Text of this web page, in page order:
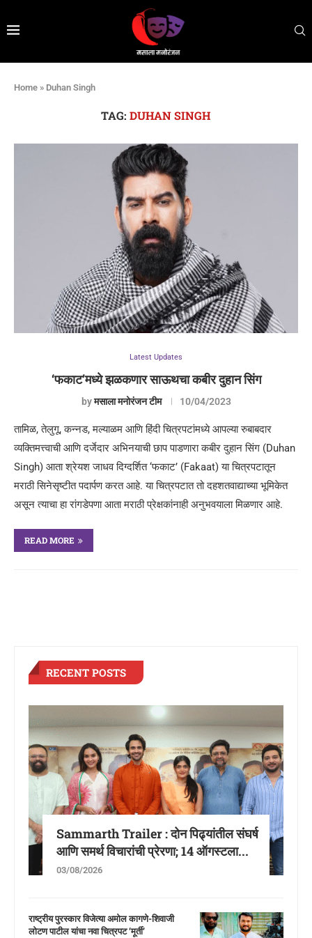
Home » Duhan Singh
TAG: DUHAN SINGH
Latest Updates
‘फकाट’मध्ये झळकणार साऊथचा कबीर दुहान सिंग
byमसाला मनोरंजन टीम 10/04/2023
तामिळ, तेलुगू, कन्नड, मल्याळम आणि हिंदी चित्रपटांमध्ये आपल्या रुबाबदार
व्यक्तिमत्त्वाची आणि दर्जेदार अभिनयाची छाप पाडणारा कबीर दुहान सिंग (Duhan
Singh) आता श्रेयश जाधव दिग्दर्शित ‘फकाट’ (Fakaat) या चित्रपटातून
मराठी सिनेसृष्टीत पदार्पण करत आहे. या चित्रपटात तो दहशतवाद्याच्या भूमिकेत
असून त्याचा हा रांगडेपणा आता मराठी प्रेक्षकांनाही अनुभवयाला मिळणार आहे.
READ MORE
RECENT POSTS
Sammarth Trailer : दोन पिढ्यांतील संघर्ष
आणि समर्थ विचारांची प्रेरणा; 14 ऑगस्टला...
03/08/2026
राष्ट्रीय पुरस्कार विजेत्या अमोल कागणे-शिवाजी
लोटण पाटील यांचा नवा चित्रपट ‘मूर्ती’